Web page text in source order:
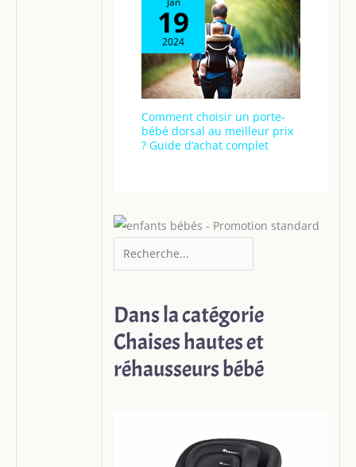
19
2024
Comment choisir un porte-
bébé dorsal au meilleur prix
? Guide d’achat complet
Dans la catégorie
Chaises hautes et
réhausseurs bébé